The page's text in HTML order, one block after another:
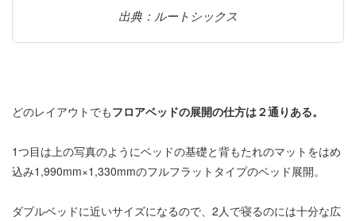
出典：ルートシックス
どのレイアウトでもフロアベッドの展開の仕方は２通りある。
1つ目は上の写真のようにベッドの基礎と背もたれのマットをはめ
込み1,990mm×1,330mmのフルフラットタイプのベッド展開。
ダブルベッドに近いサイズになるので、2人で寝るのには十分な広